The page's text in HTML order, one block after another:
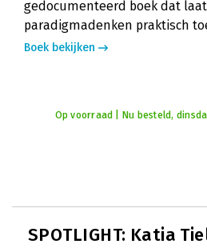
gedocumenteerd boek dat
paradigmadenken praktisch
Boek bekijken
Op voorraad | Nu besteld,
SPOTLIGHT: Katia